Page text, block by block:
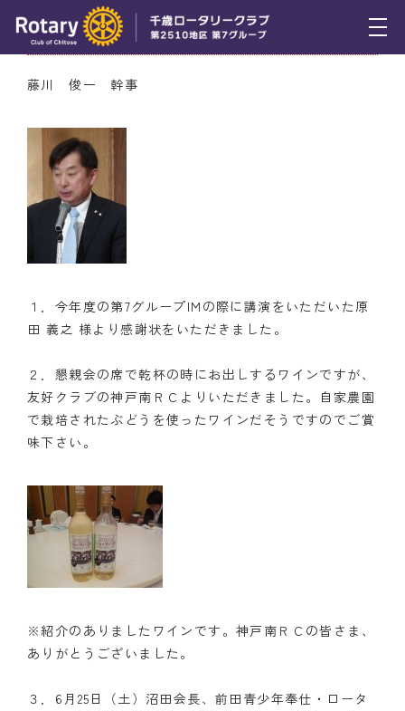
トピックス
活動報告
理事会報告
スケジュール
木曜会
クラブのあゆみ
クラブの歴史
歴代会長・幹事
記念誌
リンク集
6月30日（木） 幹事報告
藤川 俊一 幹事
１．今年度の第7グループIMの際に講演をいただいた原
田 義之 様より感謝状をいただきました。
２．懇親会の席で乾杯の時にお出しするワインですが、
友好クラブの神戸南ＲＣよりいただきました。自家農園
で栽培されたぶどうを使ったワインだそうですのでご賞
味下さい。
※紹介のありましたワインです。神戸南ＲＣの皆さま、
ありがとうございました。
３．6月25日（土）沼田会長、前田青少年奉仕・ロータ